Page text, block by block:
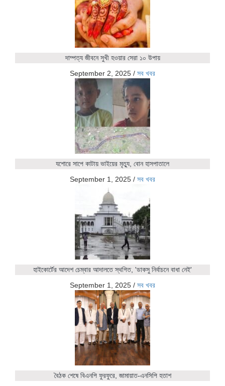
দাম্পত্য জীবনে সুখী হওয়ার সেরা ১০ উপায়
September 2, 2025 / সব খবর
যশোরে সাপে কাটায় ভাইয়ের মৃত্যু, বোন হাসপাতালে
September 1, 2025 / সব খবর
হাইকোর্টের আদেশ চেম্বার আদালতে স্থগিত, 'ডাকসু নির্বাচনে বাধা নেই'
September 1, 2025 / সব খবর
বৈঠক শেষে বিএনপি ফুরফুরে, জামায়াত-এনসিপি হতাশ